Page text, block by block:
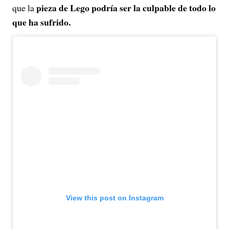
que lapieza de Lego podría ser la culpable de todo lo
que ha sufrido.
View this post on Instagram